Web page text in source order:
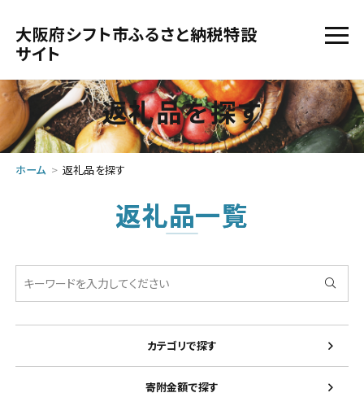
大阪府シフト市ふるさと納税特設
サイト
返礼品を探す
ホーム 返礼品を探す
返礼品一覧
カテゴリで探す
寄附金額で探す